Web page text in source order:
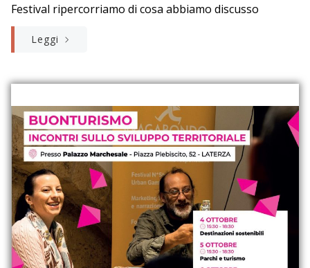
Festival ripercorriamo di cosa abbiamo discusso
Leggi